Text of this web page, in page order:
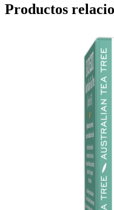
Productos